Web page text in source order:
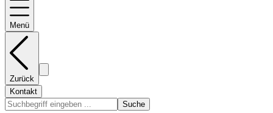
Menü
Zurück
Kontakt
Suche